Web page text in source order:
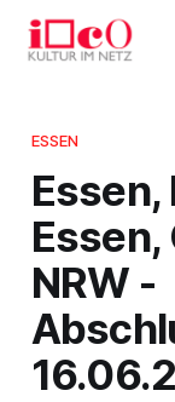
ESSEN
NRW -